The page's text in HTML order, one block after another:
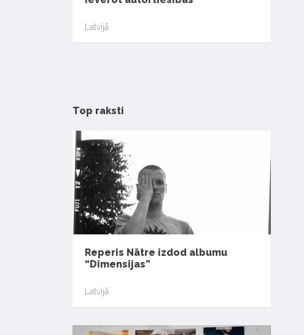
Latvijā
Top raksti
Reperis Nātre izdod albumu
“Dimensijas”
Latvijā